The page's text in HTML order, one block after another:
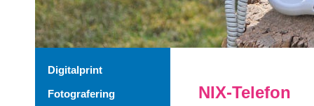
Digitalprint
Fotografering
NIX-Telefon